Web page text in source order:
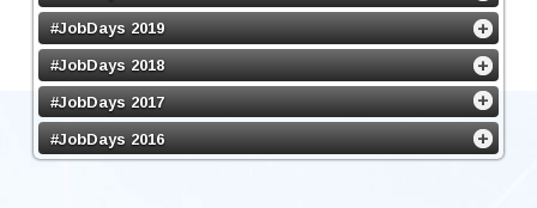
#JobDays 2019
#JobDays 2018
#JobDays 2017
#JobDays 2016